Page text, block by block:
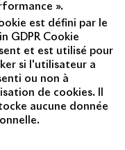
».
est défini par le
GDPR Cookie
et est utilisé pour
si l'utilisateur a
ou non à
de cookies. Il
aucune donnée